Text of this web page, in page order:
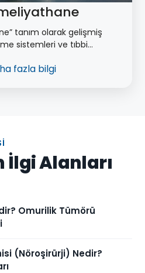
tanım olarak gelişmiş
sistemleri ve tıbbi
odaları için
fazla bilgi
İlgi Alanları
Omurilik Tümörü
(Nöroşirürji) Nedir?